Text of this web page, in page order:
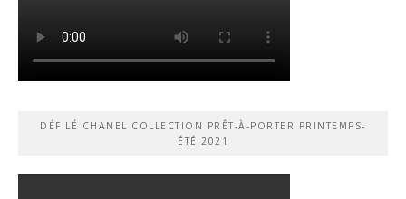
DÉFILÉ CHANEL COLLECTION PRÊT-À-PORTER PRINTEMPS-
ÉTÉ 2021